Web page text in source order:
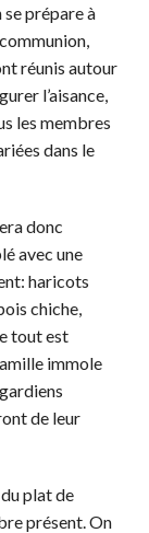
se prépare à
réunis autour
l’aisance,
les membres
dans le
donc
avec une
haricots
chiche,
tout est
immole
de leur
plat de
présent. On